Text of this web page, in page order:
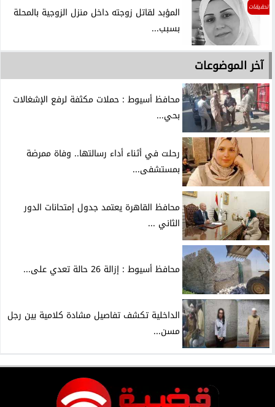
تحقيقات
المؤبد لقاتل زوجته داخل منزل الزوجية بالمحلة
بسبب...
آخر الموضوعات
محافظ أسيوط : حملات مكثفة لرفع الإشغالات
بحي...
رحلت في أثناء أداء رسالتها.. وفاة ممرضة
بمستشفى...
محافظ القاهرة يعتمد جدول إمتحانات الدور
الثاني ...
محافظ أسيوط : إزالة 26 حالة تعدي على...
الداخلية تكشف تفاصيل مشادة كلامية بين رجل
مسن...